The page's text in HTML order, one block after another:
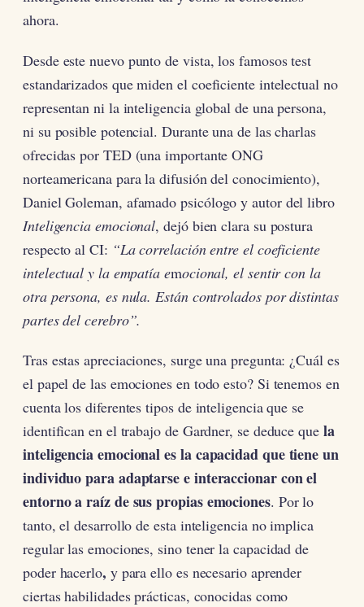
ahora.
Desde este nuevo punto de vista, los famosos test
estandarizados que miden el coeficiente intelectual no
representan ni la inteligencia global de una persona,
ni su posible potencial. Durante una de las charlas
ofrecidas por TED (una importante ONG
norteamericana para la difusión del conocimiento),
Daniel Goleman, afamado psicólogo y autor del libro
Inteligencia emocional, dejó bien clara su postura
respecto al CI: “La correlación entre el coeficiente
intelectual y la empatía emocional, el sentir con la
otra persona, es nula. Están controlados por distintas
partes del cerebro”.
Tras estas apreciaciones, surge una pregunta: ¿Cuál es
el papel de las emociones en todo esto? Si tenemos en
cuenta los diferentes tipos de inteligencia que se
identifican en el trabajo de Gardner, se deduce que la
inteligencia emocional es la capacidad que tiene un
individuo para adaptarse e interaccionar con el
entorno a raíz de sus propias emociones. Por lo
tanto, el desarrollo de esta inteligencia no implica
regular las emociones, sino tener la capacidad de
poder hacerlo, y para ello es necesario aprender
ciertas habilidades prácticas, conocidas como